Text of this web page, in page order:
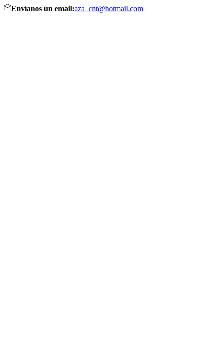
Envíanos un email:aza_cnt@hotmail.com